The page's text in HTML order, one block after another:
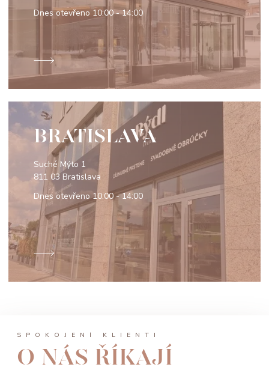
Dnes otevřeno 10:00 - 14:00
BRATISLAVA
Suché Mýto 1
811 03 Bratislava
Dnes otevřeno10:00 - 14:00
SPOKOJENÍ KLIENTI
O NÁS ŘÍKAJÍ